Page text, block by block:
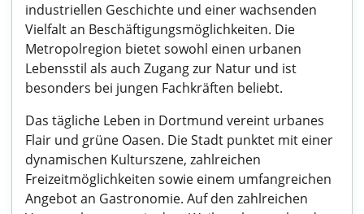
industriellen Geschichte und einer wachsenden
Vielfalt an Beschäftigungsmöglichkeiten. Die
Metropolregion bietet sowohl einen urbanen
Lebensstil als auch Zugang zur Natur und ist
besonders bei jungen Fachkräften beliebt.
Das tägliche Leben in Dortmund vereint urbanes
Flair und grüne Oasen. Die Stadt punktet mit einer
dynamischen Kulturszene, zahlreichen
Freizeitmöglichkeiten sowie einem umfangreichen
Angebot an Gastronomie. Auf den zahlreichen